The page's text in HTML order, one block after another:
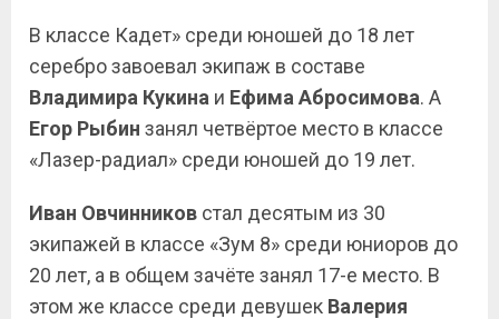
В классе Кадет» среди юношей до 18 лет
серебро завоевал экипаж в составе
Владимира Кукина и Ефима Абросимова. А
Егор Рыбин занял четвёртое место в классе
«Лазер-радиал» среди юношей до 19 лет.
Иван Овчинников стал десятым из 30
экипажей в классе «Зум 8» среди юниоров до
20 лет, а в общем зачёте занял 17-е место. В
этом же классе среди девушек Валерия